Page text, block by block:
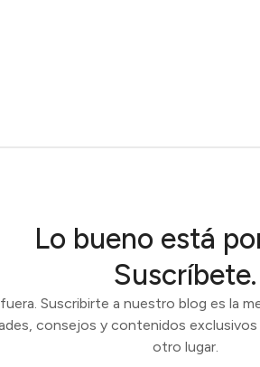
Lo bueno está
Suscríbete.
Suscribirte a nuestro blog es la
consejos y contenidos
otro lugar.